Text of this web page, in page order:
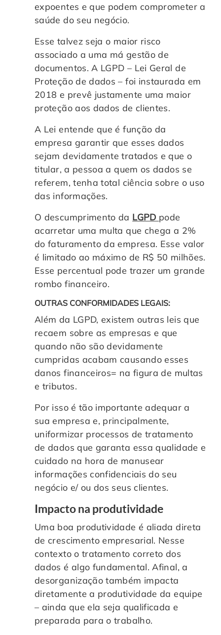
expoentes e que podem comprometer a
saúde do seu negócio.
Esse talvez seja o maior risco
associado a uma má gestão de
documentos. A LGPD – Lei Geral de
Proteção de dados – foi instaurada em
2018 e prevê justamente uma maior
proteção aos dados de clientes.
A Lei entende que é função da
empresa garantir que esses dados
sejam devidamente tratados e que o
titular, a pessoa a quem os dados se
referem, tenha total ciência sobre o uso
das informações.
O descumprimento da LGPD pode
acarretar uma multa que chega a 2%
do faturamento da empresa. Esse valor
é limitado ao máximo de R$ 50 milhões.
Esse percentual pode trazer um grande
rombo financeiro.
OUTRAS CONFORMIDADES LEGAIS:
Além da LGPD, existem outras leis que
recaem sobre as empresas e que
quando não são devidamente
cumpridas acabam causando esses
danos financeiros= na figura de multas
e tributos.
Por isso é tão importante adequar a
sua empresa e, principalmente,
uniformizar processos de tratamento
de dados que garanta essa qualidade e
cuidado na hora de manusear
informações confidenciais do seu
negócio e/ ou dos seus clientes.
Impacto na produtividade
Uma boa produtividade é aliada direta
de crescimento empresarial. Nesse
contexto o tratamento correto dos
dados é algo fundamental. Afinal, a
desorganização também impacta
diretamente a produtividade da equipe
– ainda que ela seja qualificada e
preparada para o trabalho.